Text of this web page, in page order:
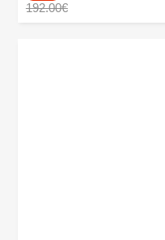
192.00€